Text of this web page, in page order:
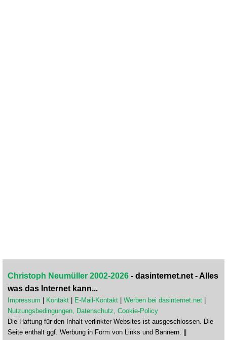
Christoph Neumüller 2002-2026 - dasinternet.net - Alles
was das Internet kann...
Impressum | Kontakt | E-Mail-Kontakt | Werben bei dasinternet.net |
Nutzungsbedingungen, Datenschutz, Cookie-Policy
Die Haftung für den Inhalt verlinkter Websites ist ausgeschlossen. Die
Seite enthält ggf. Werbung in Form von Links und Bannern. ||